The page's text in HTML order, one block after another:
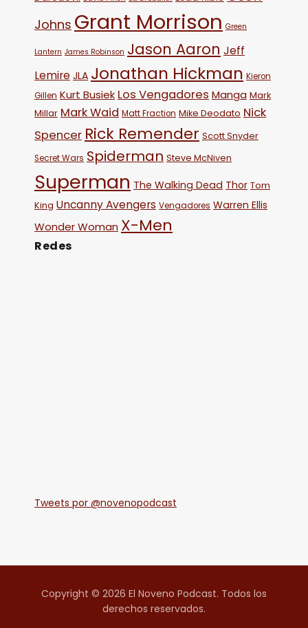
Johns Grant Morrison Green
Lantern James Robinson Jason Aaron Jeff
Lemire JLA Jonathan Hickman Kieron
Gillen Kurt Busiek Los Vengadores Manga Mark
Millar Mark Waid Matt Fraction Mike Deodato Nick
Spencer Rick Remender Scott Snyder
Secret Wars Spiderman Steve McNiven
Superman The Walking Dead Thor Tom
King Uncanny Avengers Vengadores Warren Ellis
Wonder Woman X-Men
Redes
Tweets por @novenopodcast
Copyright © 2026 El Noveno Podcast. Todos los
derechos reservados.